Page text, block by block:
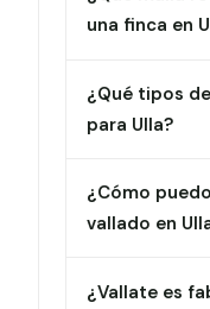
una finca en
¿Qué tipos
para Ulla?
¿Cómo
vallado en
¿Vallate es